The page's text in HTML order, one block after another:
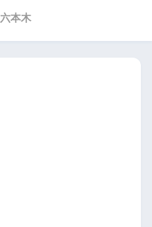
六本木